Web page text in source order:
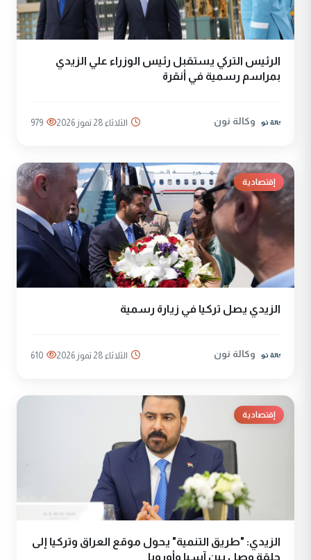
الرئيس التركي يستقبل رئيس الوزراء علي الزيدي
بمراسم رسمية في أنقرة
وكالة نون الثلاثاء 28 تموز 2026 979
إقتصادية
الزيدي يصل تركيا في زيارة رسمية
وكالة نون الثلاثاء 28 تموز 2026 610
إقتصادية
الزيدي: "طريق التنمية" يحول موقع العراق وتركيا إلى
حلقة وصل بين آسيا وأوروبا